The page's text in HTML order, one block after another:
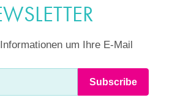
um Ihre E-Mail